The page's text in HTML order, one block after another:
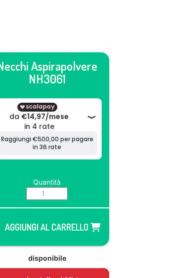
Aspirapolvere
NH3061
Quantità
AGGIUNGI AL CARRELLO
disponibile